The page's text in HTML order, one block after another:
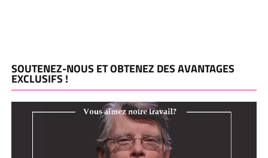
SOUTENEZ-NOUS ET OBTENEZ DES AVANTAGES
EXCLUSIFS !